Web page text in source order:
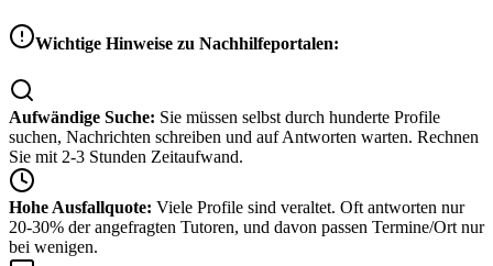
Wichtige Hinweise zu Nachhilfeportalen:
Aufwändige Suche: Sie müssen selbst durch hunderte Profile
suchen, Nachrichten schreiben und auf Antworten warten. Rechnen
Sie mit 2-3 Stunden Zeitaufwand.
Hohe Ausfallquote: Viele Profile sind veraltet. Oft antworten nur
20-30% der angefragten Tutoren, und davon passen Termine/Ort nur
bei wenigen.